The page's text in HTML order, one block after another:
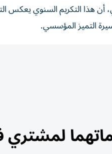
هذا التكريم السنوي يعكس
التميز المؤسسي.
فيلا بـ 14.7